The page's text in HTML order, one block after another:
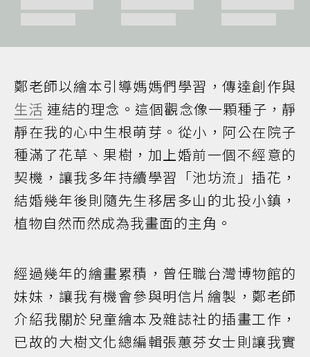
鄭老師以繪本引導媽媽們學習，傳達創作與
生活 連結的理念。這個觀念像一顆種子，靜
靜在我的心中生根萌芽。從小，阿公在院子
種滿了花草、果樹，加上婚前一個不經意的
契機，讓我多年持續學習「池坊流」插花，
結婚幾年後則隨先生移居多山的北投小鎮，
植物自然而然成為我畫面的主角。
經過幾年的繪畫累積，曾任職台灣博物館的
妹妹，讓我有機會參與明信片繪製，鄭老師
介紹我關於兒童繪本及雜誌社的插畫工作，
已故的大樹文化總編輯張蕙芬女士則讓我實